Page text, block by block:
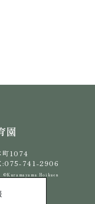
園
町1074
741-2906
©️Kuramayama Hoikuen